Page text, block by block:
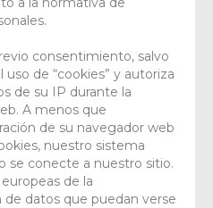
consentimiento, salvo
de “cookies” y autoriza
de su IP durante la
A menos que
de su navegador web
nuestro sistema
se conecte a nuestro sitio.
de la
datos que puedan verse